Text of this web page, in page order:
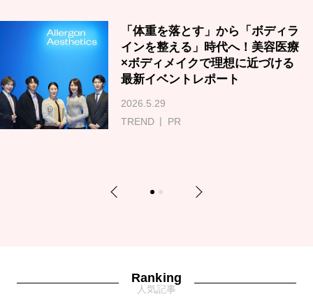
「体重を落とす」から「ボディラ
インを整える」時代へ！美容医療
×ボディメイクで理想に近づける
最新イベントレポート
2026.5.29
TREND
PR
Previous 1 2 Next
Ranking
人気記事